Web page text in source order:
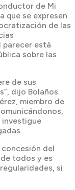
de Mi
que se expresen
de las
parecer está
sobre las
de sus
dijo Bolaños.
miembro de
investigue
concesión del
todos y es
si